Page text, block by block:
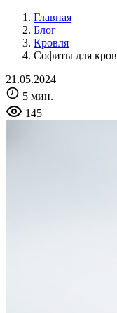
Главная
Блог
Кровля
Софиты для
21.05.2024
5 мин.
145